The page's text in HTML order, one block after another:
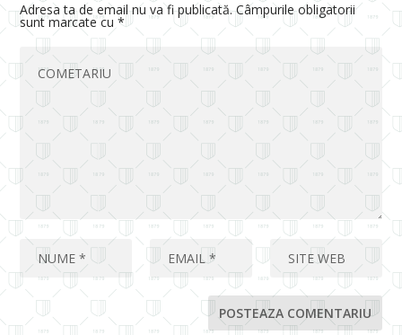
Adresa ta de email nu va fi publicată. Câmpurile obligatorii
sunt marcate cu*